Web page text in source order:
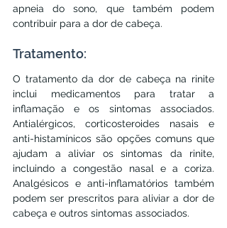
apneia do sono, que também podem
contribuir para a dor de cabeça.
Tratamento:
O tratamento da dor de cabeça na rinite
inclui medicamentos para tratar a
inflamação e os sintomas associados.
Antialérgicos, corticosteroides nasais e
anti-histamínicos são opções comuns que
ajudam a aliviar os sintomas da rinite,
incluindo a congestão nasal e a coriza.
Analgésicos e anti-inflamatórios também
podem ser prescritos para aliviar a dor de
cabeça e outros sintomas associados.